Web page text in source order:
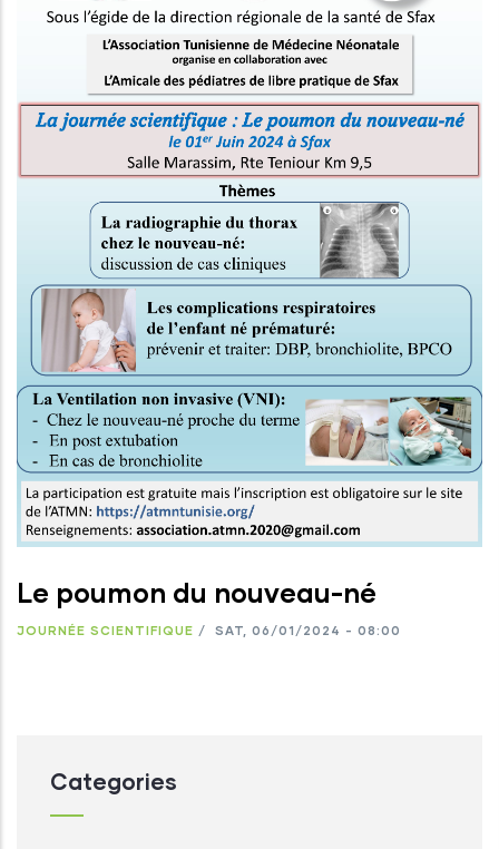
Le poumon du nouveau-né
JOURNÉE SCIENTIFIQUE / SAT, 06/01/2024 - 08:00
Categories